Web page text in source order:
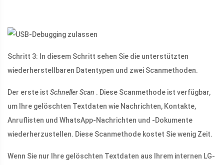
Schritt 3: In diesem Schritt sehen Sie die unterstützten
wiederherstellbaren Datentypen und zwei Scanmethoden.
Der erste ist Schneller Scan . Diese Scanmethode ist verfügbar,
um Ihre gelöschten Textdaten wie Nachrichten, Kontakte,
Anruflisten und WhatsApp-Nachrichten und -Dokumente
wiederherzustellen. Diese Scanmethode kostet Sie wenig Zeit.
Wenn Sie nur Ihre gelöschten Textdaten aus Ihrem internen LG-